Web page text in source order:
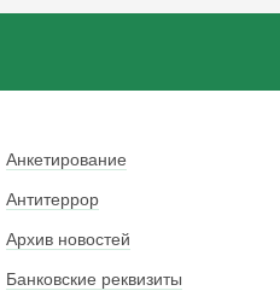
Анкетирование
Антитеррор
Архив новостей
Банковские реквизиты